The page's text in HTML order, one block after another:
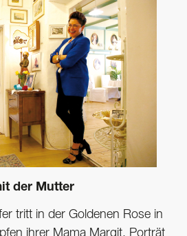
der Mutter
tritt in der Goldenen Rose in
ihrer Mama Margit. Porträt